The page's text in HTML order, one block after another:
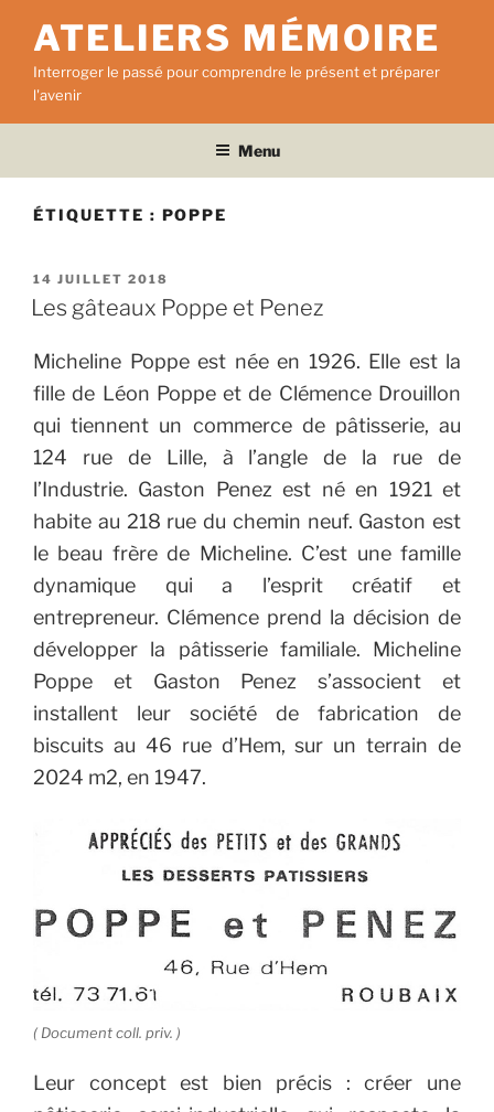
contenu
principal
ATELIERS MÉMOIRE
Interroger le passé pour comprendre le présent et préparer
l'avenir
Menu
ÉTIQUETTE : POPPE
PUBLIÉ
LE
14 JUILLET 2018
Les gâteaux Poppe et Penez
Micheline Poppe est née en 1926. Elle est la
fille de Léon Poppe et de Clémence Drouillon
qui tiennent un commerce de pâtisserie, au
124 rue de Lille, à l’angle de la rue de
l’Industrie. Gaston Penez est né en 1921 et
habite au 218 rue du chemin neuf. Gaston est
le beau frère de Micheline. C’est une famille
dynamique qui a l’esprit créatif et
entrepreneur. Clémence prend la décision de
développer la pâtisserie familiale. Micheline
Poppe et Gaston Penez s’associent et
installent leur société de fabrication de
biscuits au 46 rue d’Hem, sur un terrain de
2024 m2, en 1947.
( Document coll. priv. )
Leur concept est bien précis : créer une